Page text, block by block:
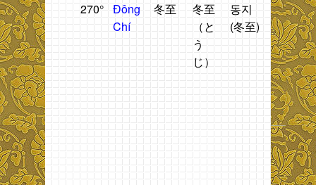
270° Đông
Chí
冬至
冬至
（と
う
じ）
동지
(冬至)
Thời
gian
giữa
mùa
đông.